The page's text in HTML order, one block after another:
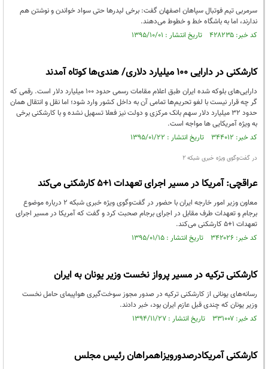
سرمربی تیم فوتبال سپاهان اصفهان گفت: برخی لیدرها حتی سواد خواندن و نوشتن هم
ندارند، اما به باشگاه خط و خطوط می‌دهند.
کد خبر: ۴۲۸۲۳۵ تاریخ انتشار : ۱۳۹۵/۱۰/۰۱
کارشکنی در دارایی 100 میلیارد دلاری/ هندی‌ها کوتاه آمدند
دارایی‌های بلوکه شده ایران طبق اعلام مقامات رسمی حدود 100 میلیارد دلار است. رقمی که
گر چه قرار نیست با لغو تحریم‌ها تمامی آن به داخل کشور وارد شود؛ اما نقل و انتقال همان
حدود 32 میلیارد دلار سهم بانک مرکزی و دولت نیز فعلا تسهیل نشده و با کارشکنی برخی
به ویژه آمریکایی ها مواجه است.
کد خبر: ۳۴۴۰۱۲ تاریخ انتشار : ۱۳۹۵/۰۱/۲۲
در گفت‌وگوی ویژه خبری شبکه ۲
عراقچی: آمریکا در مسیر اجرای تعهدات ۱+۵ کارشکنی می‌کند
معاون وزیر امور خارجه ایران با حضور در گفت‌وگوی ویژه خبری شبکه ۲ درباره موضوع
برجام و تعهدات طرف مقابل در اجرای برجام صحبت کرد و گفت که آمریکا در مسیر اجرای
تعهدات ۱+۵ کارشکنی می‌کند.
کد خبر: ۳۴۲۰۲۶ تاریخ انتشار : ۱۳۹۵/۰۱/۱۵
کارشکنی‌ ترکیه در مسیر پرواز نخست وزیر یونان به ایران
رسانه‌های یونانی از کارشکنی ترکیه در صدور مجوز سوخت‌گیری هواپیمای حامل نخست
وزیر یونان که چندی قبل عازم ایران بود، خبر دادند.
کد خبر: ۳۳۱۰۰۷ تاریخ انتشار : ۱۳۹۴/۱۱/۲۷
کارشکنی آمریکادرصدورویزاهمراهان رئیس مجلس